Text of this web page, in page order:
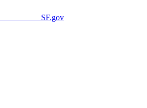
SF.gov